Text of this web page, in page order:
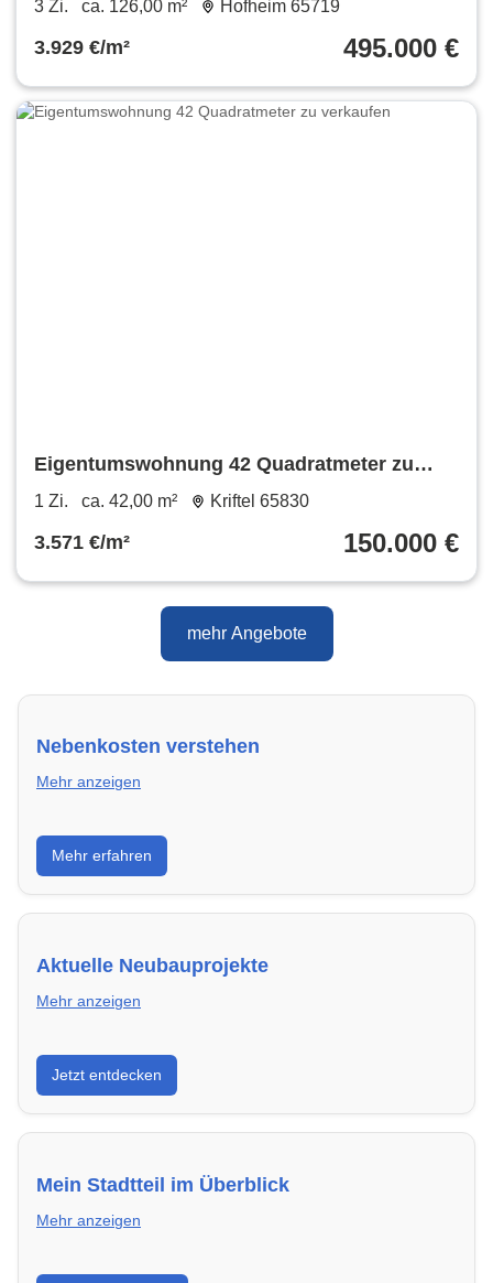
3 Zi. ca. 126,00 m² Hofheim 65719
3.929 €/m² 495.000 €
Eigentumswohnung 42 Quadratmeter zu
verkaufen
1 Zi. ca. 42,00 m² Kriftel 65830
3.571 €/m² 150.000 €
mehr Angebote
Nebenkosten verstehen
Mehr anzeigen
Erfahre, welche Nebenkosten rechtmäßig sind und
wie du deine monatliche Belastung optimieren
kannst.
Mehr erfahren
Aktuelle Neubauprojekte
Mehr anzeigen
Entdecke Neubauprojekte in Hofheim am Taunus –
modern, energieeffizient und sofort bezugsfertig.
Jetzt entdecken
Mein Stadtteil im Überblick
Mehr anzeigen
Erfahre mehr über deinen Stadtteil in Hofheim am